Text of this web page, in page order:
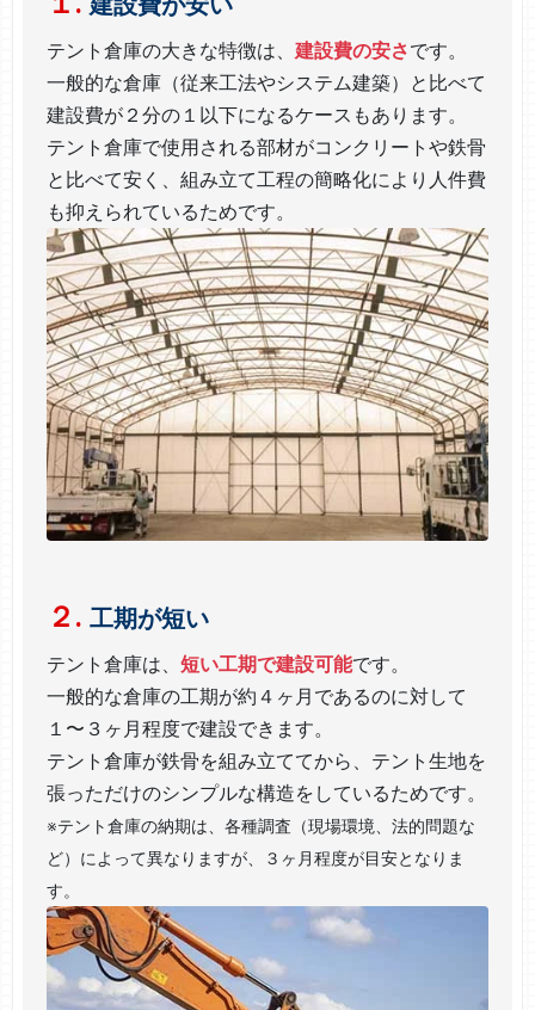
テント倉庫の大きな特徴は、 建設費の安さです。
一般的な倉庫（従来工法やシステム建築）と比べて
建設費が２分の１以下になるケースもあります。
テント倉庫で使用される部材がコンクリートや鉄骨
と比べて安く、組み立て工程の簡略化により人件費
も抑えられているためです。
２. 工期が短い
テント倉庫は、 短い工期で建設可能です。
一般的な倉庫の工期が約４ヶ月であるのに対して
１〜３ヶ月程度で建設できます。
テント倉庫が鉄骨を組み立ててから、テント生地を
張っただけのシンプルな構造をしているためです。
※テント倉庫の納期は、各種調査（現場環境、法的問題な
ど）によって異なりますが、３ヶ月程度が目安となりま
す。